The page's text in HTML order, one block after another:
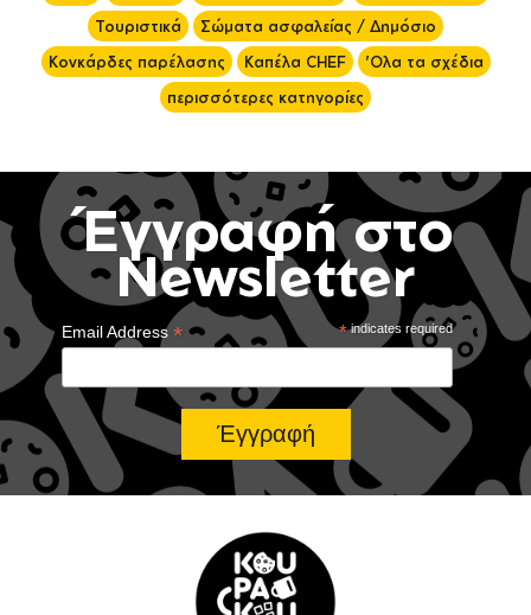
Τουριστικά
Σώματα ασφαλείας / Δημόσιο
Κονκάρδες παρέλασης
Καπέλα CHEF
'Ολα τα σχέδια
περισσότερες κατηγορίες
Έγγραφή στο
Newsletter
*indicates required
Email Address*